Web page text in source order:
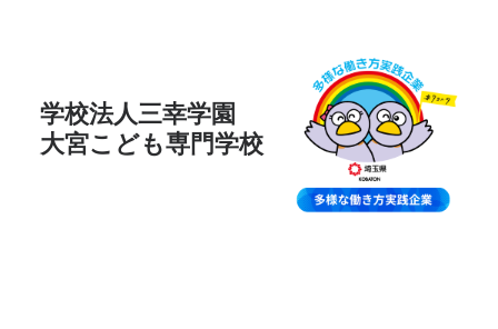
学校法人三幸学園
大宮こども専門学校